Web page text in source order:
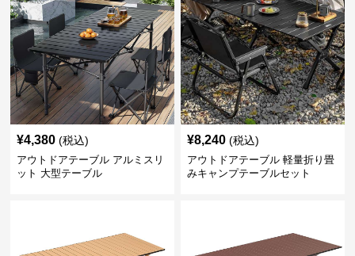
¥4,380 (税込)
アウトドアテーブル アルミスリ
ット 大型テーブル
¥8,240 (税込)
アウトドアテーブル 軽量折り畳
みキャンプテーブルセット